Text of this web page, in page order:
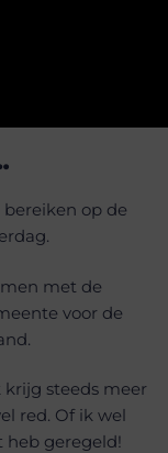
op de
met de
voor de
krijg steeds meer
red. Of ik wel
heb geregeld!